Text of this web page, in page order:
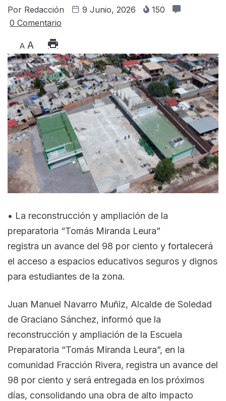
Por Redacción 9 Junio, 2026
150
0 Comentario
A A
• La reconstrucción y ampliación de la
preparatoria “Tomás Miranda Leura”
registra un avance del 98 por ciento y fortalecerá
el acceso a espacios educativos seguros y dignos
para estudiantes de la zona.
Juan Manuel Navarro Muñiz, Alcalde de Soledad
de Graciano Sánchez, informó que la
reconstrucción y ampliación de la Escuela
Preparatoria “Tomás Miranda Leura”, en la
comunidad Fracción Rivera, registra un avance del
98 por ciento y será entregada en los próximos
días, consolidando una obra de alto impacto